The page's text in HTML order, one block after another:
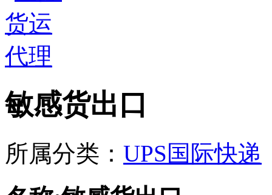
敏感货出口
所属分类： UPS国际快递